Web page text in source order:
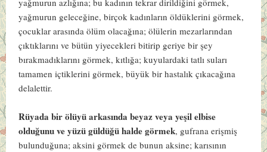
yağmurun geleceğine, birçok kadınların öldüklerini görmek,
çocuklar arasında ölüm olacağına; ölülerin mezarlarından
çıktıklarını ve bütün yiyecekleri bitirip geriye bir şey
bırakmadıklarını görmek, kıtlığa; kuyulardaki tatlı suları
tamamen içtiklerini görmek, büyük bir hastalık çıkacağına
delalettir.
Rüyada bir ölüyü arkasında beyaz veya yeşil elbise
olduğunu ve yüzü güldüğü halde görmek, gufrana erişmiş
bulunduğuna; aksini görmek de bunun aksine; karısının